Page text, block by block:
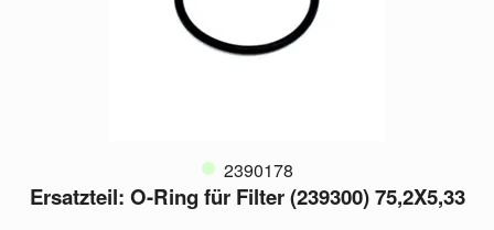
2390178
Ersatzteil: O-Ring für Filter (239300) 75,2X5,33